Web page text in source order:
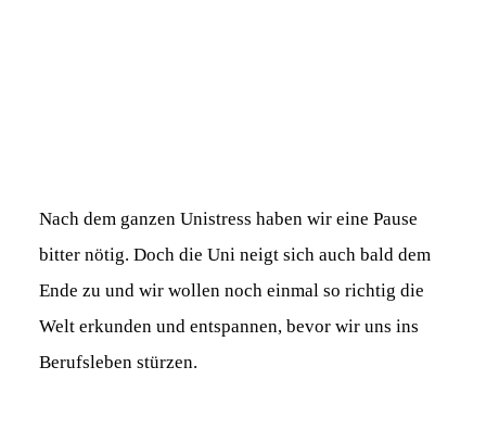
Nach dem ganzen Unistress haben wir eine Pause
bitter nötig. Doch die Uni neigt sich auch bald dem
Ende zu und wir wollen noch einmal so richtig die
Welt erkunden und entspannen, bevor wir uns ins
Berufsleben stürzen.